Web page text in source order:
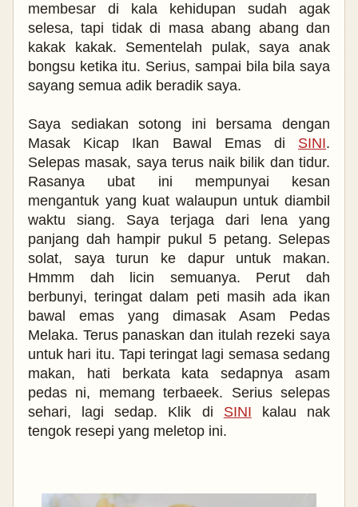
membesar di kala kehidupan sudah agak
selesa, tapi tidak di masa abang abang dan
kakak kakak. Sementelah pulak, saya anak
bongsu ketika itu. Serius, sampai bila bila saya
sayang semua adik beradik saya.
Saya sediakan sotong ini bersama dengan
Masak Kicap Ikan Bawal Emas di SINI.
Selepas masak, saya terus naik bilik dan tidur.
Rasanya ubat ini mempunyai kesan
mengantuk yang kuat walaupun untuk diambil
waktu siang. Saya terjaga dari lena yang
panjang dah hampir pukul 5 petang. Selepas
solat, saya turun ke dapur untuk makan.
Hmmm dah licin semuanya. Perut dah
berbunyi, teringat dalam peti masih ada ikan
bawal emas yang dimasak Asam Pedas
Melaka. Terus panaskan dan itulah rezeki saya
untuk hari itu. Tapi teringat lagi semasa sedang
makan, hati berkata kata sedapnya asam
pedas ni, memang terbaeek. Serius selepas
sehari, lagi sedap. Klik di SINI kalau nak
tengok resepi yang meletop ini.